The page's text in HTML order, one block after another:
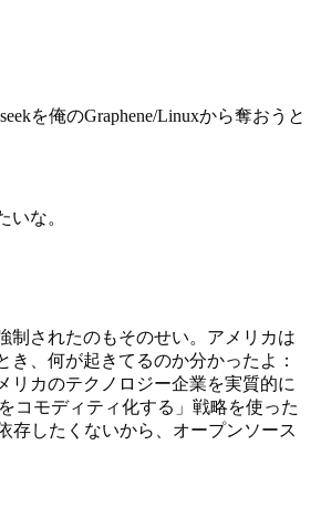
を俺のGraphene/Linuxから奪おうと
な。
制されたのもそのせい。アメリカは
、何が起きてるのか分かったよ：
リカのテクノロジー企業を実質的に
コモディティ化する」戦略を使った
存したくないから、オープンソース